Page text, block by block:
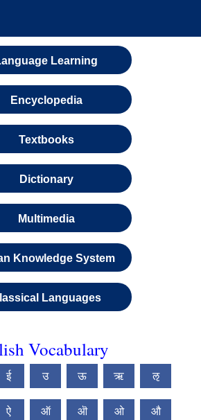
Learning
Encyclopedia
Textbooks
Dictionary
Multimedia
Knowledge System
Languages
Vocabulary
ई उ ऊ ऋ ऌ
ऐ ऑ ऒ ओ औ